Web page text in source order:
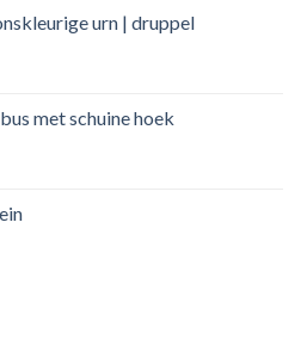
urn | druppel
met schuine hoek